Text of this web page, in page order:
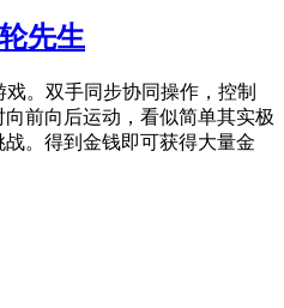
先生
。双手同步协同操作，控制
前向后运动，看似简单其实极
。得到金钱即可获得大量金